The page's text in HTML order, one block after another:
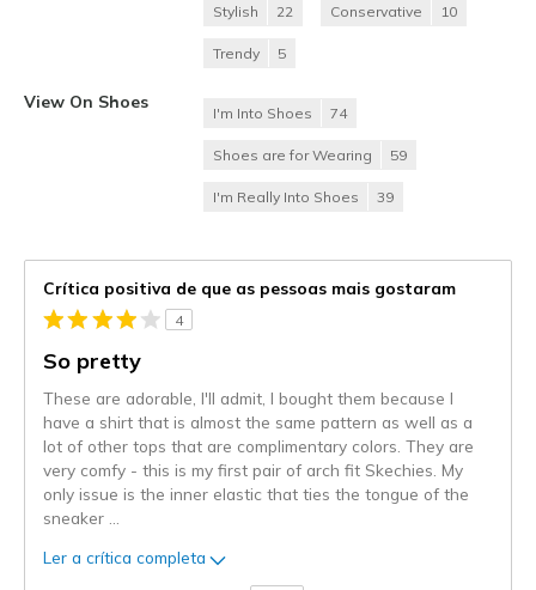
Stylish 22 Conservative 10
Trendy 5
View On Shoes
I'm Into Shoes 74
Shoes are for Wearing 59
I'm Really Into Shoes 39
Crítica positiva de que as pessoas mais gostaram
4
So pretty
These are adorable, I'll admit, I bought them because I
have a shirt that is almost the same pattern as well as a
lot of other tops that are complimentary colors. They are
very comfy - this is my first pair of arch fit Skechies. My
only issue is the inner elastic that ties the tongue of the
sneaker
Ler a crítica completa